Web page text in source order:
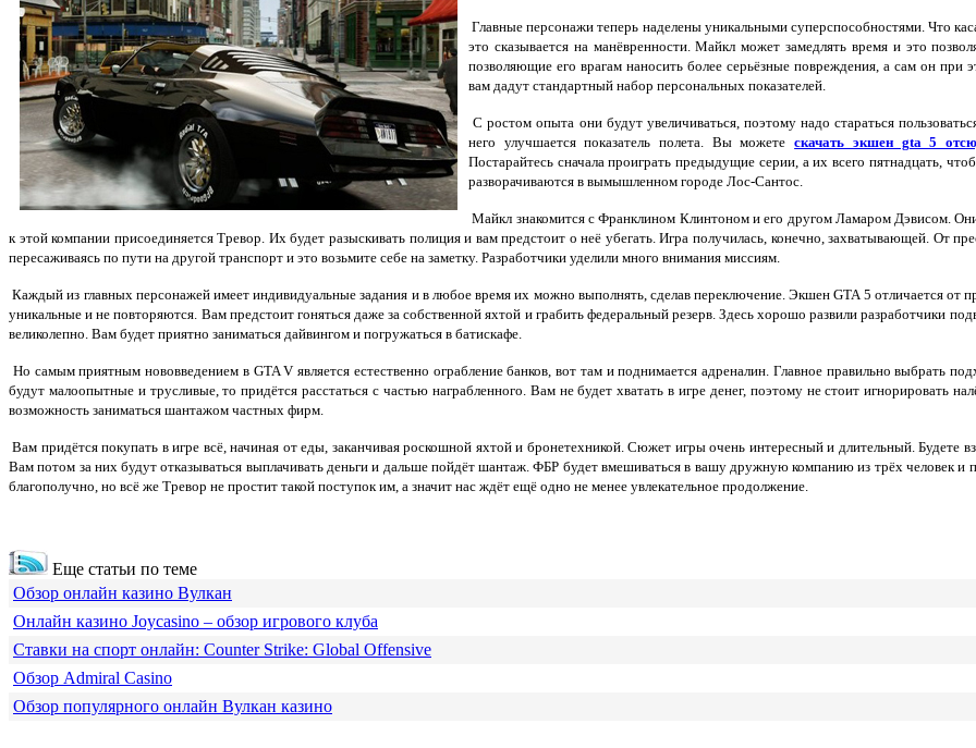
Главные персонажи теперь наделены уникальными суперспособностями. Что
это сказывается на манёвренности. Майкл может замедлять время и это
позволяющие его врагам наносить более серьёзные повреждения, а сам он при
вам дадут стандартный набор персональных показателей.
С ростом опыта они будут увеличиваться, поэтому надо стараться
него улучшается показатель полета. Вы можетескачать экшен gta 5
Постарайтесь сначала проиграть предыдущие серии, а их всего пятнадцать,
разворачиваются в вымышленном городе Лос-Сантос.
Майкл знакомится с Франклином Клинтоном и его другом Ламаром Дэвисом.
к этой компании присоединяется Тревор. Их будет разыскивать полиция и вам предстоит о неё убегать. Игра получилась, конечно, захватывающей. От
пересаживаясь по пути на другой транспорт и это возьмите себе на заметку. Разработчики уделили много внимания миссиям.
Каждый из главных персонажей имеет индивидуальные задания и в любое время их можно выполнять, сделав переключение. Экшен GTA 5 отличается
уникальные и не повторяются. Вам предстоит гоняться даже за собственной яхтой и грабить федеральный резерв. Здесь хорошо развили разработчики
великолепно. Вам будет приятно заниматься дайвингом и погружаться в батискафе.
Но самым приятным нововведением в GTA V является естественно ограбление банков, вот там и поднимается адреналин. Главное правильно выбрать
будут малоопытные и трусливые, то придётся расстаться с частью награбленного. Вам не будет хватать в игре денег, поэтому не стоит игнорировать
возможность заниматься шантажом частных фирм.
Вам придётся покупать в игре всё, начиная от еды, заканчивая роскошной яхтой и бронетехникой. Сюжет игры очень интересный и длительный. Будете
Вам потом за них будут отказываться выплачивать деньги и дальше пойдёт шантаж. ФБР будет вмешиваться в вашу дружную компанию из трёх человек и
благополучно, но всё же Тревор не простит такой поступок им, а значит нас ждёт ещё одно не менее увлекательное продолжение.
Еще статьи по теме
Обзор онлайн казино Вулкан
Онлайн казино Joycasino – обзор игрового клуба
Ставки на спорт онлайн: Counter Strike: Global Offensive
Обзор Admiral Casino
Обзор популярного онлайн Вулкан казино